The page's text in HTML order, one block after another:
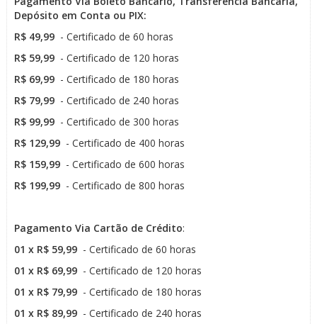
Depósito em Conta ou PIX:
R$ 49,99 - Certificado de 60 horas
R$ 59,99 - Certificado de 120 horas
R$ 69,99 - Certificado de 180 horas
R$ 79,99 - Certificado de 240 horas
R$ 99,99 - Certificado de 300 horas
R$ 129,99 - Certificado de 400 horas
R$ 159,99 - Certificado de 600 horas
R$ 199,99 - Certificado de 800 horas
Pagamento Via Cartão de Crédito:
01 x R$ 59,99 - Certificado de 60 horas
01 x R$ 69,99 - Certificado de 120 horas
01 x R$ 79,99 - Certificado de 180 horas
01 x R$ 89,99 - Certificado de 240 horas